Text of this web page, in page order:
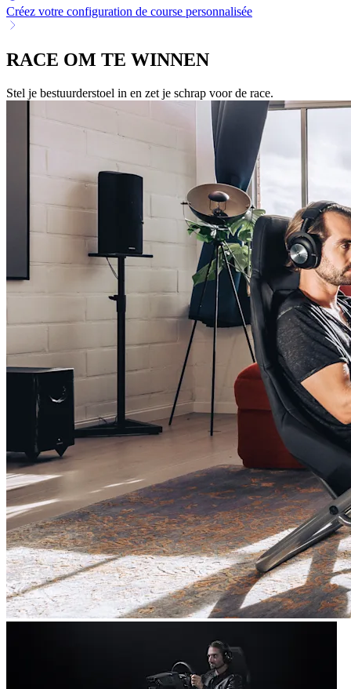
Créez votre configuration de course personnalisée
RACE OM TE WINNEN
Stel je bestuurderstoel in en zet je schrap voor de race.